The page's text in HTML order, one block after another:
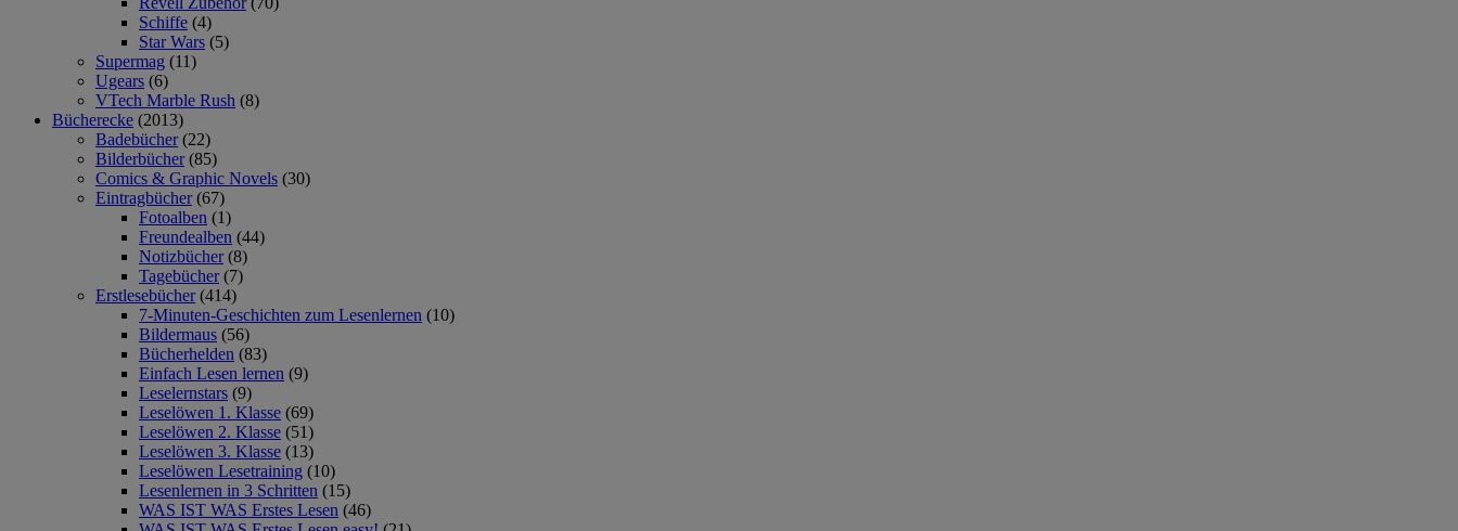
Schiffe (4)
Star Wars (5)
Supermag (11)
Ugears (6)
VTech Marble Rush (8)
Bücherecke (2013)
Badebücher (22)
Bilderbücher (85)
Comics & Graphic Novels (30)
Eintragbücher (67)
Fotoalben (1)
Freundealben (44)
Notizbücher (8)
Tagebücher (7)
Erstlesebücher (414)
7-Minuten-Geschichten zum Lesenlernen (10)
Bildermaus (56)
Bücherhelden (83)
Einfach Lesen lernen (9)
Leselernstars (9)
Leselöwen 1. Klasse (69)
Leselöwen 2. Klasse (51)
Leselöwen 3. Klasse (13)
Leselöwen Lesetraining (10)
Lesenlernen in 3 Schritten (15)
WAS IST WAS Erstes Lesen (46)